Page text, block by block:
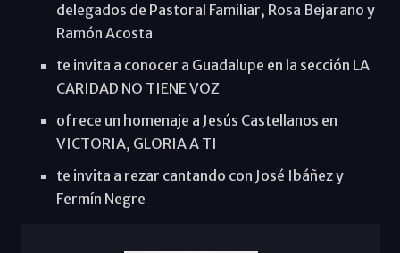
delegados de Pastoral Familiar, Rosa Bejarano y
Ramón Acosta
te invita a conocer a Guadalupe en la sección LA
CARIDAD NO TIENE VOZ
ofrece un homenaje a Jesús Castellanos en
VICTORIA, GLORIA A TI
te invita a rezar cantando con José Ibáñez y
Fermín Negre